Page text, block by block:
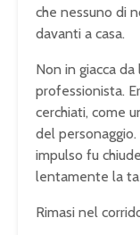
che nessuno di
davanti a casa.
Non in giacca
professionista.
cerchiati, come
del
impulso fu
lentamente la
Rimasi nel